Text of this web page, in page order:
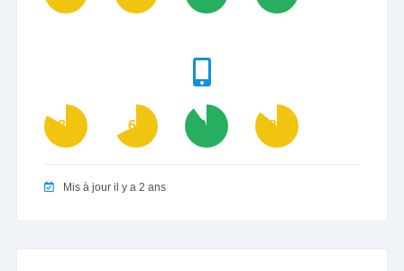
83 68 90 86
Mis à jour il y a 2 ans